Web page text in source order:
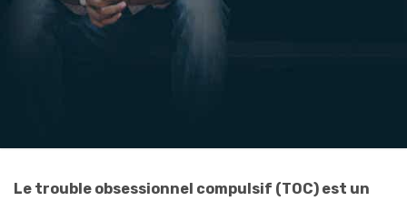
Le trouble obsessionnel compulsif (TOC) est un